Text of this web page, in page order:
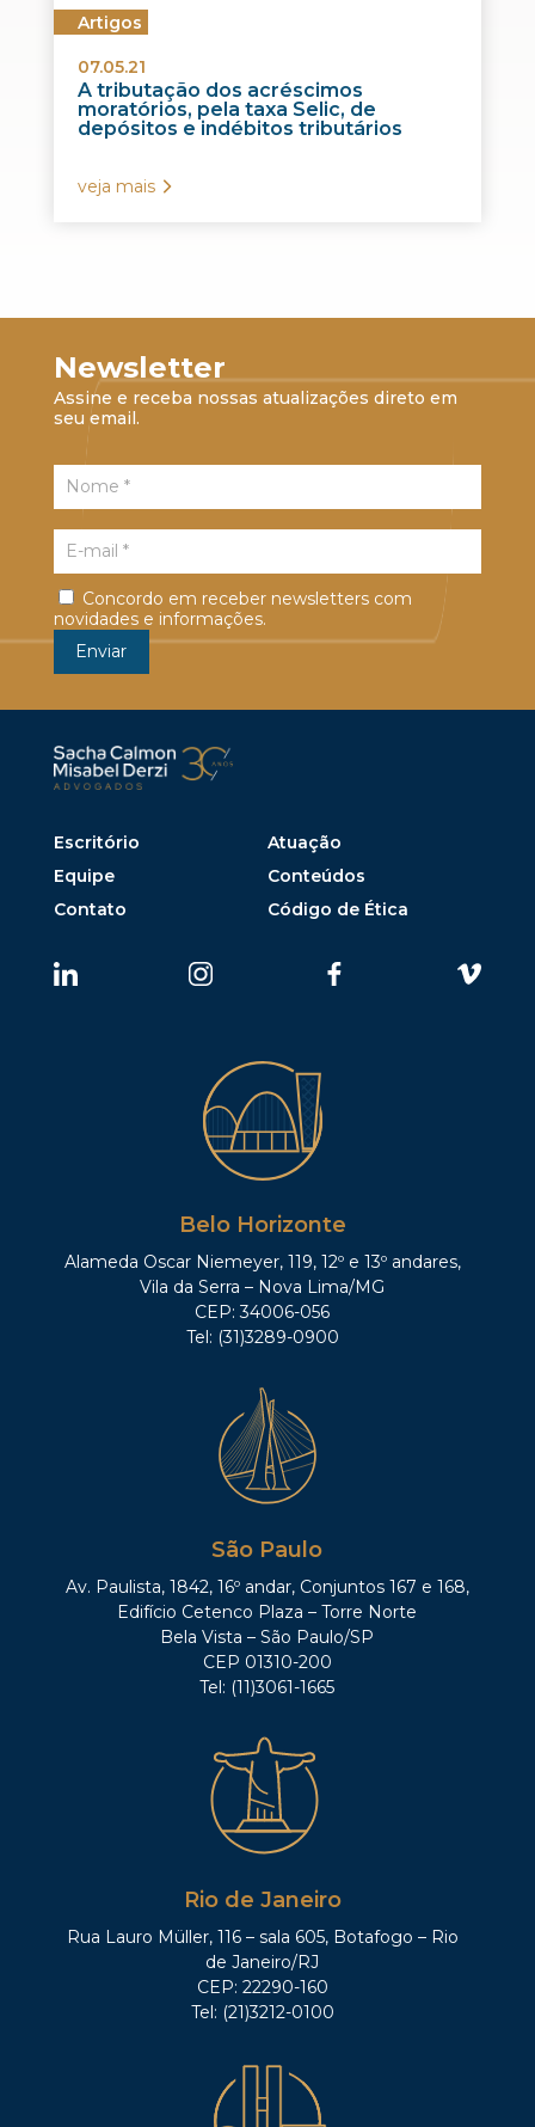
Artigos
07.05.21
A tributação dos acréscimos
moratórios, pela taxa Selic, de
depósitos e indébitos tributários
veja mais
Newsletter
Assine e receba nossas atualizações direto em
seu email.
Concordo em receber newsletters com
novidades e informações.
Escritório
Atuação
Equipe
Conteúdos
Contato
Código de Ética
Belo Horizonte
Alameda Oscar Niemeyer, 119, 12º e 13º andares,
Vila da Serra – Nova Lima/MG
CEP: 34006-056
Tel: (31)3289-0900
São Paulo
Av. Paulista, 1842, 16º andar, Conjuntos 167 e 168,
Edifício Cetenco Plaza – Torre Norte
Bela Vista – São Paulo/SP
CEP 01310-200
Tel: (11)3061-1665
Rio de Janeiro
Rua Lauro Müller, 116 – sala 605, Botafogo – Rio
de Janeiro/RJ
CEP: 22290-160
Tel: (21)3212-0100